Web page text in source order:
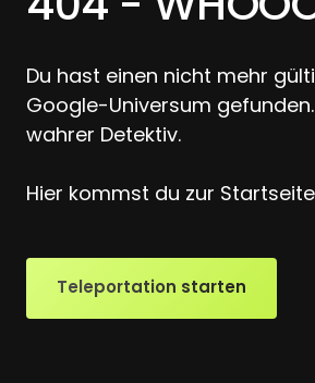
Du hast einen nicht mehr
Google-Universum
wahrer Detektiv.
Hier kommst du zur
Teleportation starten